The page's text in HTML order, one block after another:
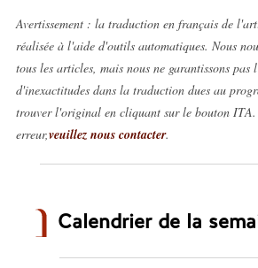
Avertissement : la traduction en français de
réalisée à l'aide d'outils automatiques. Nous
tous les articles, mais nous ne garantissons pas
d'inexactitudes dans la traduction dues au
trouver l'original en cliquant sur le bouton ITA.
erreur,veuillez nous contacter.
Calendrier de la